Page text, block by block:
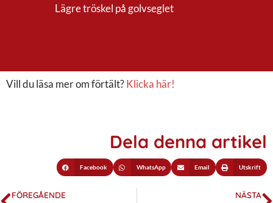
Lägre tröskel på golvseglet
Vill du läsa mer om förtält?Klicka här!
Dela denna artikel
Facebook WhatsApp Email Utskrift
FÖREGÅENDE NÄSTA